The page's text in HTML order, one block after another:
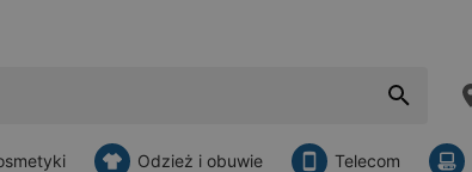
Odzież i obuwie Telecom